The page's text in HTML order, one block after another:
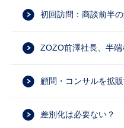
初回訪問：商談前半
ZOZO前澤社長、半端
顧問・コンサルを拡
差別化は必要ない？